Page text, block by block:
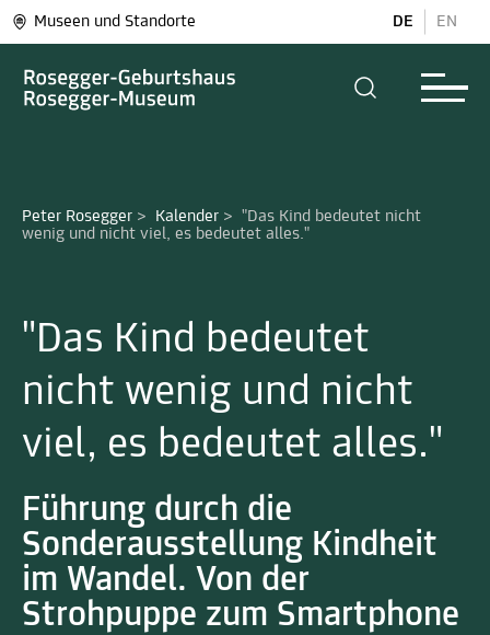
Museen und Standorte DE EN
Peter Rosegger > Kalender > "Das Kind bedeutet nicht
wenig und nicht viel, es bedeutet alles."
"Das Kind bedeutet
nicht wenig und nicht
viel, es bedeutet alles."
Führung durch die
Sonderausstellung Kindheit
im Wandel. Von der
Strohpuppe zum Smartphone